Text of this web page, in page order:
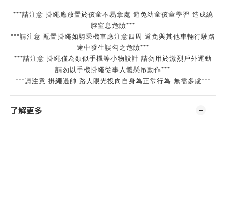
***請注意 掛繩應放置於孩童不易拿處 避免幼童孩童學習 造成繞
脖窒息危險***
***請注意 配置掛繩如騎乘機車應注意四周 避免與其他車輛行駛路
途中發生誤勾之危險***
***請注意 掛繩僅為類似手機等小物設計 請勿用於激烈戶外運動
請勿以手機掛繩從事人體懸吊動作***
***請注意 掛繩過帥 路人眼光投向自身為正常行為 無需多慮***
了解更多